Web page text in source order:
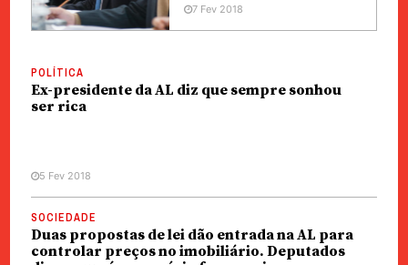
7 Fev 2018
POLÍTICA
Ex-presidente da AL diz que sempre sonhou
ser rica
5 Fev 2018
SOCIEDADE
Duas propostas de lei dão entrada na AL para
controlar preços no imobiliário. Deputados